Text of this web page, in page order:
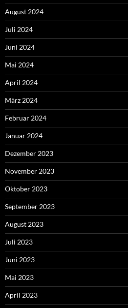
August 2024
Juli 2024
Juni 2024
Mai 2024
April 2024
März 2024
Februar 2024
Januar 2024
Dezember 2023
November 2023
Oktober 2023
September 2023
August 2023
Juli 2023
Juni 2023
Mai 2023
April 2023